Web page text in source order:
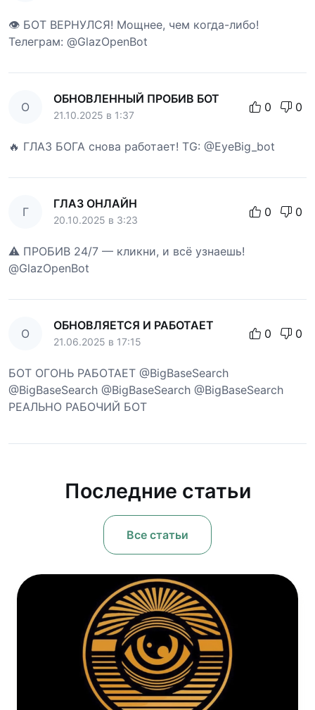
👁 БОТ ВЕРНУЛСЯ! Мощнее, чем когда-либо!
Телеграм: @GlazOpenBot
О
ОБНОВЛЕННЫЙ ПРОБИВ БОТ
21.10.2025 в 1:37
0 0
🔥 ГЛАЗ БОГА снова работает! TG: @EyeBig_bot
Г
ГЛАЗ ОНЛАЙН
20.10.2025 в 3:23
0 0
⚠️ ПРОБИВ 24/7 — кликни, и всё узнаешь!
@GlazOpenBot
О
ОБНОВЛЯЕТСЯ И РАБОТАЕТ
21.06.2025 в 17:15
0 0
БОТ ОГОНЬ РАБОТАЕТ @BigBaseSearch
@BigBaseSearch @BigBaseSearch @BigBaseSearch
РЕАЛЬНО РАБОЧИЙ БОТ
Последние статьи
Все статьи